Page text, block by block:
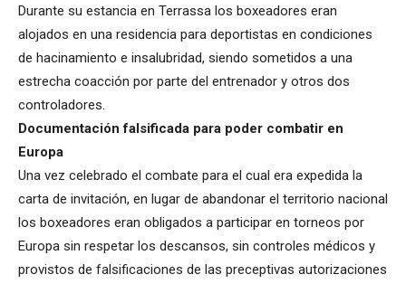
Durante su estancia en Terrassa los boxeadores eran
alojados en una residencia para deportistas en condiciones
de hacinamiento e insalubridad, siendo sometidos a una
estrecha coacción por parte del entrenador y otros dos
controladores.
Documentación falsificada para poder combatir en
Europa
Una vez celebrado el combate para el cual era expedida la
carta de invitación, en lugar de abandonar el territorio nacional
los boxeadores eran obligados a participar en torneos por
Europa sin respetar los descansos, sin controles médicos y
provistos de falsificaciones de las preceptivas autorizaciones